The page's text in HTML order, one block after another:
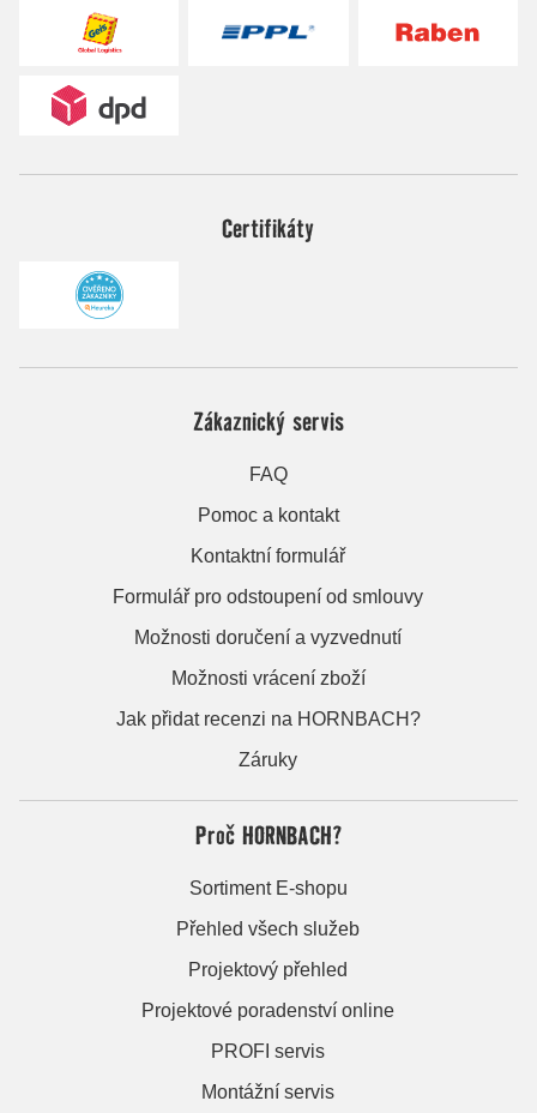
Certifikáty
Zákaznický servis
FAQ
Pomoc a kontakt
Kontaktní formulář
Formulář pro odstoupení od smlouvy
Možnosti doručení a vyzvednutí
Možnosti vrácení zboží
Jak přidat recenzi na HORNBACH?
Záruky
Proč HORNBACH?
Sortiment E-shopu
Přehled všech služeb
Projektový přehled
Projektové poradenství online
PROFI servis
Montážní servis